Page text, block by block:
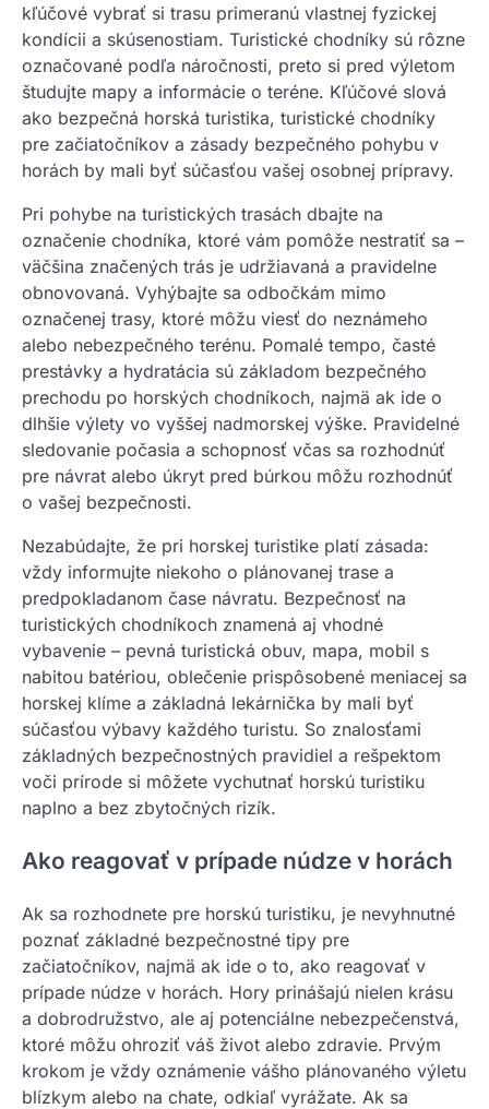
kľúčové vybrať si trasu primeranú vlastnej fyzickej
kondícii a skúsenostiam. Turistické chodníky sú rôzne
označované podľa náročnosti, preto si pred výletom
študujte mapy a informácie o teréne. Kľúčové slová
ako bezpečná horská turistika, turistické chodníky
pre začiatočníkov a zásady bezpečného pohybu v
horách by mali byť súčasťou vašej osobnej prípravy.
Pri pohybe na turistických trasách dbajte na
označenie chodníka, ktoré vám pomôže nestratiť sa –
väčšina značených trás je udržiavaná a pravidelne
obnovovaná. Vyhýbajte sa odbočkám mimo
označenej trasy, ktoré môžu viesť do neznámeho
alebo nebezpečného terénu. Pomalé tempo, časté
prestávky a hydratácia sú základom bezpečného
prechodu po horských chodníkoch, najmä ak ide o
dlhšie výlety vo vyššej nadmorskej výške. Pravidelné
sledovanie počasia a schopnosť včas sa rozhodnúť
pre návrat alebo úkryt pred búrkou môžu rozhodnúť
o vašej bezpečnosti.
Nezabúdajte, že pri horskej turistike platí zásada:
vždy informujte niekoho o plánovanej trase a
predpokladanom čase návratu. Bezpečnosť na
turistických chodníkoch znamená aj vhodné
vybavenie – pevná turistická obuv, mapa, mobil s
nabitou batériou, oblečenie prispôsobené meniacej sa
horskej klíme a základná lekárnička by mali byť
súčasťou výbavy každého turistu. So znalosťami
základných bezpečnostných pravidiel a rešpektom
voči prírode si môžete vychutnať horskú turistiku
naplno a bez zbytočných rizík.
Ako reagovať v prípade núdze v horách
Ak sa rozhodnete pre horskú turistiku, je nevyhnutné
poznať základné bezpečnostné tipy pre
začiatočníkov, najmä ak ide o to, ako reagovať v
prípade núdze v horách. Hory prinášajú nielen krásu
a dobrodružstvo, ale aj potenciálne nebezpečenstvá,
ktoré môžu ohroziť váš život alebo zdravie. Prvým
krokom je vždy oznámenie vášho plánovaného výletu
blízkym alebo na chate, odkiaľ vyrážate. Ak sa